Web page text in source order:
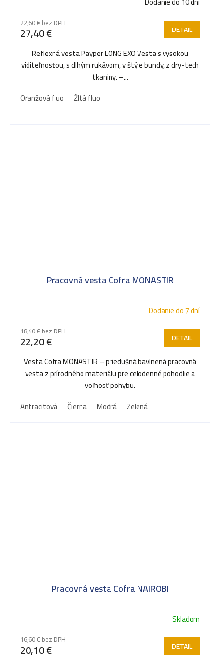
22,60 € bez DPH
27,40 € DETAIL
Reflexná vesta Payper LONG EXO Vesta s vysokou
viditeľnosťou, s dlhým rukávom, v štýle bundy, z dry-tech
tkaniny. –...
Oranžová fluo
Žltá fluo
Pracovná vesta Cofra MONASTIR
Dodanie do 7 dní
18,40 € bez DPH
22,20 € DETAIL
Vesta Cofra MONASTIR – priedušná bavlnená pracovná
vesta z prírodného materiálu pre celodenné pohodlie a
voľnosť pohybu.
Antracitová
Čierna Modrá Zelená
Pracovná vesta Cofra NAIROBI
Skladom
16,60 € bez DPH
20,10 € DETAIL